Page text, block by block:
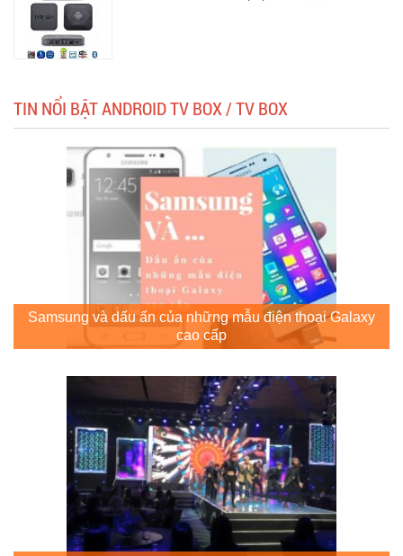
TIN NỔI BẬT ANDROID TV BOX / TV BOX
Samsung và dấu ấn của những mẫu điện thoại Galaxy
cao cấp